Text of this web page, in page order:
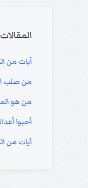
آيات من
من صلب
من هو
أحبوا
آيات من